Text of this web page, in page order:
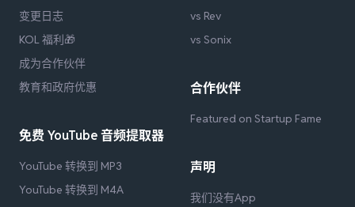
变更日志
KOL 福利🎁
成为合作伙伴
教育和政府优惠
免费 YouTube 音频提取器
YouTube 转换到 MP3
YouTube 转换到 M4A
vs Rev
vs Sonix
合作伙伴
Featured on Startup Fame
声明
我们没有App